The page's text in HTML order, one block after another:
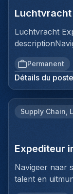
Luchtvracht
brug tussen
binnen de
topbedrijven in
relaties en
keer op
zoeken we:
functie maak
en zorg je
Permanent
Détails du poste
Supply Chain,
Expediteur
Navigeer naar
talent en